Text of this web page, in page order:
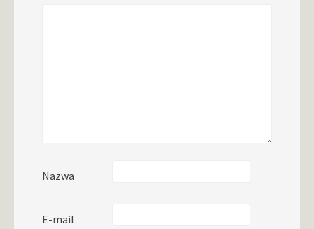
Nazwa
E-mail